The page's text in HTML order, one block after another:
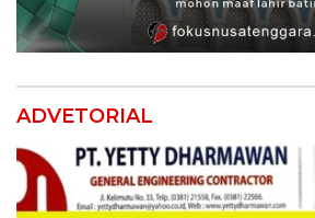
ADVETORIAL